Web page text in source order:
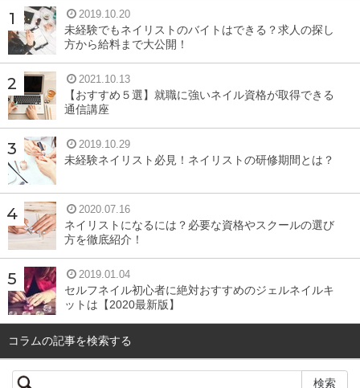
これ１本でOKと宣伝しているオイルクレンジングなども
ありますが、クマが気になるのなら、これ以上濃くさせな
いためにもきちんとアイメイクリムーバーを使うことをお
すすめします。
目の周りをよくこする
メイク落としの使い方も大切ですが、色素沈着の原因には
摩擦や刺激を与えていることも考えられます。もともと目
の周りの皮膚というのはとても薄くて摩擦や刺激に弱いも
の。
それをクレンジングのときにゴシゴシと力いっぱいこすっ
たり、合わないメイクアイテムを使ってかゆみが出てひん
ぱんに目の周りをこする、といった行為もクマをひどくす
る要因です。
2019.10.20
未経験でもネイリストのバイトはできる？求人の探し
方から給料まで大公開！
2021.10.13
【おすすめ５選】就職に強いネイル資格が取得できる
通信講座
2019.10.29
未経験ネイリスト必見！ネイリストの研修期間とは？
2020.07.16
ネイリストになるには？必要な資格やスクールの選び
方を徹底紹介！
2019.01.04
セルフネイル初心者に絶対おすすめのジェルネイルキ
ットは【2020最新版】
コラムの記事を検索する